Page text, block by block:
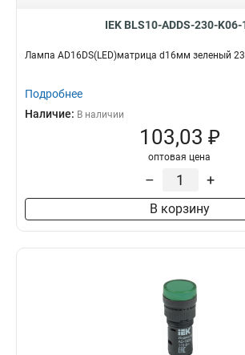
IEK BLS10-ADDS-230-K06-
Лампа AD16DS(LED)матрица d16мм зеленый
Подробнее
Наличие: В наличии
103,03 ₽
оптовая цена
– +
В корзину